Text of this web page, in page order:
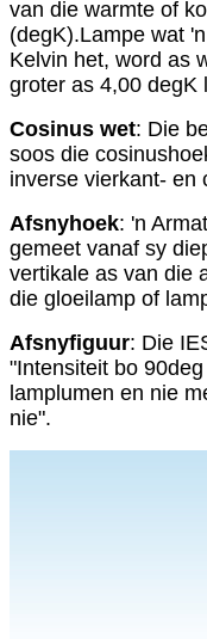
van die warmte of
(degK).Lampe wat
Kelvin het, word as
groter as 4,00 degK
Cosinus wet: Die
soos die
inverse vierkant- en
Afsnyhoek: 'n
gemeet vanaf sy
vertikale as van die
die gloeilamp of
Afsnyfiguur: Die
"Intensiteit bo
lamplumen en nie
nie".